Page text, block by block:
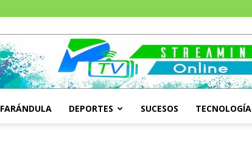
FARÁNDULA DEPORTES SUCESOS TECNOLOGÍA